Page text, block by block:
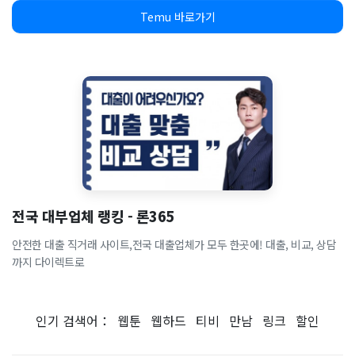
Temu 바로가기
전국 대부업체 랭킹 - 론365
안전한 대출 직거래 사이트,전국 대출업체가 모두 한곳에! 대출, 비교, 상담
까지 다이렉트로
인기 검색어： 웹툰 웹하드 티비 만남 링크 할인